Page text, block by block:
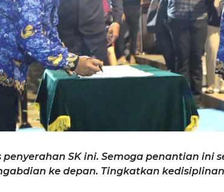
penyerahan SK ini. Semoga penantian ini
ke depan. Tingkatkan